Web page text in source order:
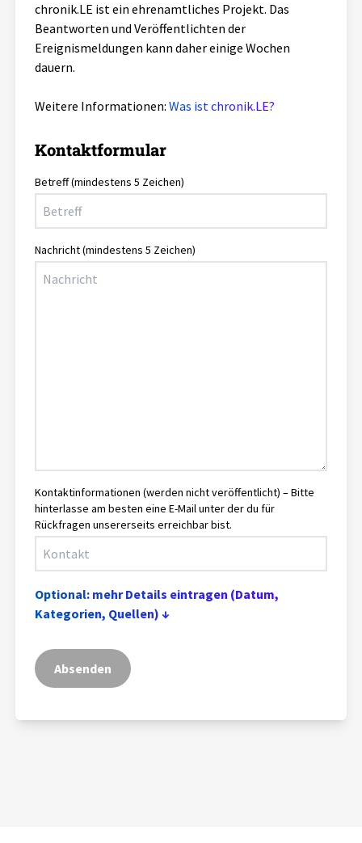
chronik.LE ist ein ehrenamtliches Projekt. Das
Beantworten und Veröffentlichten der
Ereignismeldungen kann daher einige Wochen
dauern.
Weitere Informationen: Was ist chronik.LE?
Kontaktformular
Betreff(mindestens 5 Zeichen)
Nachricht(mindestens 5 Zeichen)
Kontaktinformationen (werden nicht veröffentlicht) – Bitte
hinterlasse am besten eine E-Mail unter der du für
Rückfragen unsererseits erreichbar bist.
Optional: mehr Details eintragen (Datum,
Kategorien, Quellen) ↓
Absenden